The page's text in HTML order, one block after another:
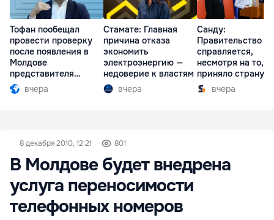
Тофан пообещал
провести проверку
после появления в
Молдове
представителя
Южной Осетии
вчера
Стамате: Главная
причина отказа
экономить
электроэнергию —
недоверие к властям
вчера
Санду:
Правительство
справляется,
несмотря на то,
приняло страну в
разгар кризиса
вчера
8 декабря 2010, 12:21 801
В Молдове будет внедрена
услуга переносимости
телефонных номеров